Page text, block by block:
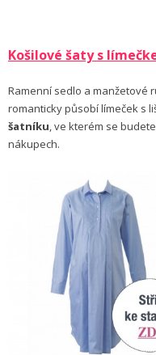
Košilové šaty s
Ramenní sedlo a manžetové
romanticky působí límeček s
šatníku, ve kterém se
nákupech.